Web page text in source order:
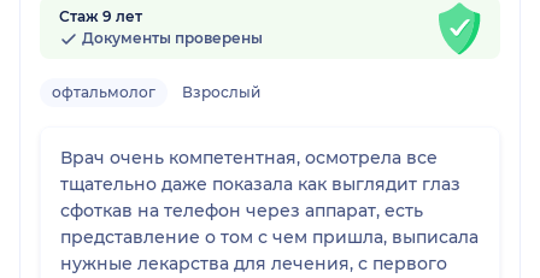
Стаж 9 лет
Документы проверены
офтальмолог Взрослый
Врач очень компетентная, осмотрела все
тщательно даже показала как выглядит глаз
сфоткав на телефон через аппарат, есть
представление о том с чем пришла, выписала
нужные лекарства для лечения, с первого